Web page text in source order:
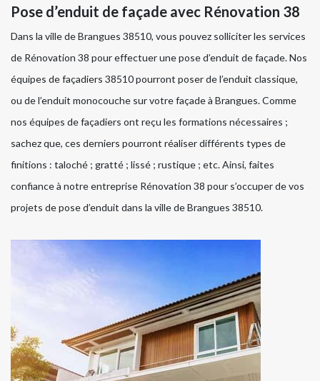
Pose d’enduit de façade avec Rénovation 38
Dans la ville de Brangues 38510, vous pouvez solliciter les services
de Rénovation 38 pour effectuer une pose d’enduit de façade. Nos
équipes de façadiers 38510 pourront poser de l’enduit classique,
ou de l’enduit monocouche sur votre façade à Brangues. Comme
nos équipes de façadiers ont reçu les formations nécessaires ;
sachez que, ces derniers pourront réaliser différents types de
finitions : taloché ; gratté ; lissé ; rustique ; etc. Ainsi, faites
confiance à notre entreprise Rénovation 38 pour s’occuper de vos
projets de pose d’enduit dans la ville de Brangues 38510.